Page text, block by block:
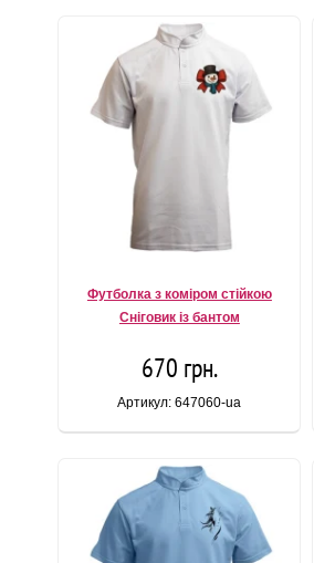
Футболка з коміром стійкою
Сніговик із бантом
670 грн.
Артикул: 647060-ua